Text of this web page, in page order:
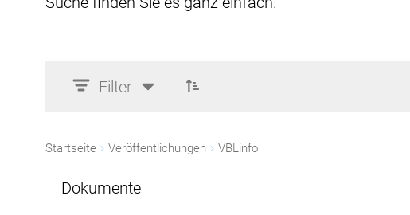
Filter
Startseite Veröffentlichungen VBLinfo
Dokumente